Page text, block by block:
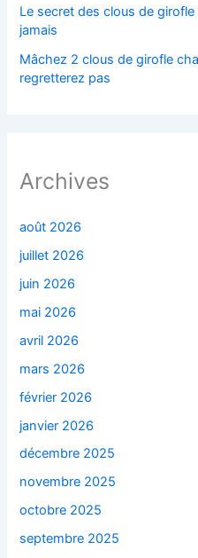
Le secret des clous de
jamais
Mâchez 2 clous de girofle
regretterez pas
Archives
août 2026
juillet 2026
juin 2026
mai 2026
avril 2026
mars 2026
février 2026
janvier 2026
décembre 2025
novembre 2025
octobre 2025
septembre 2025